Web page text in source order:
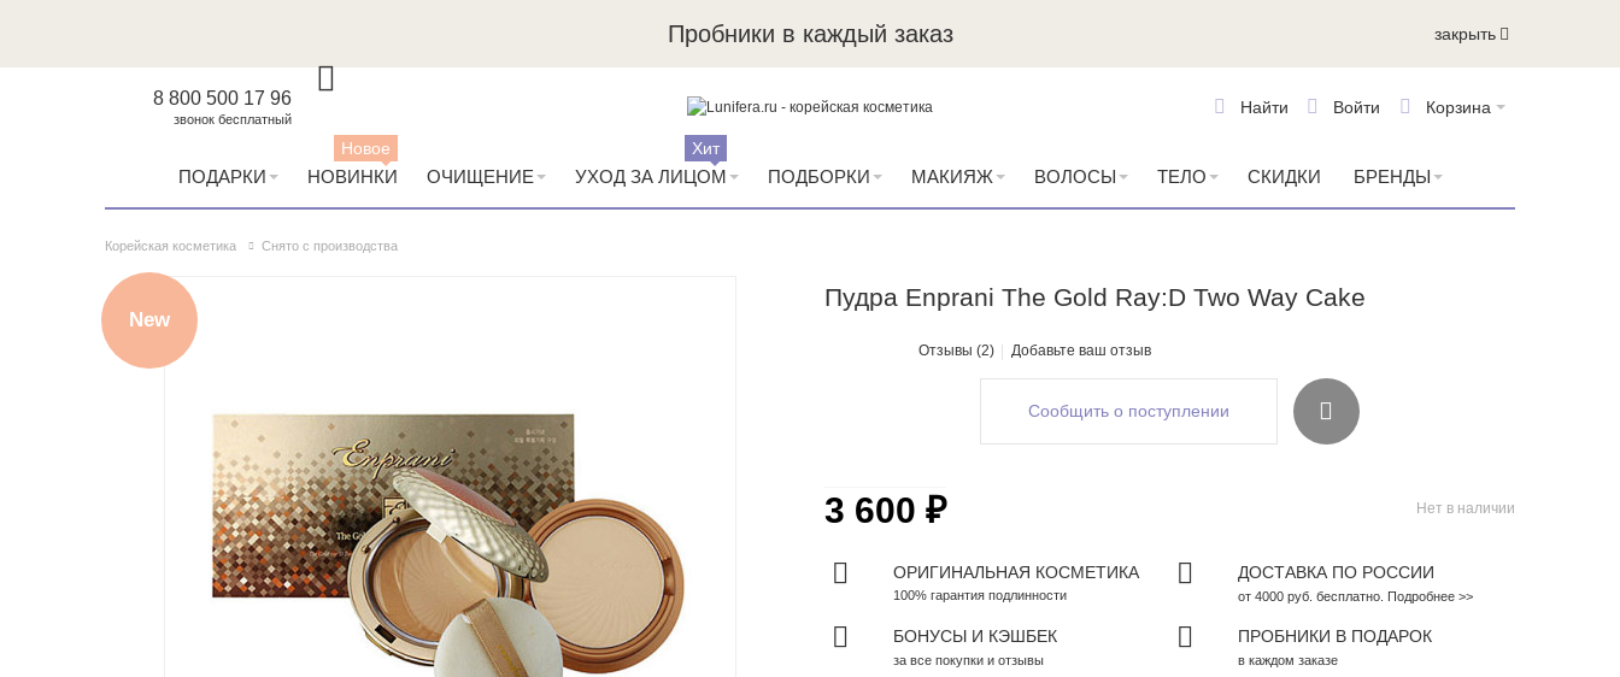
Пробники в каждый заказ закрыть
8 800 500 17 96
звонок бесплатный
Корзина
Войти
Найти
ПОДАРКИ НОВИНКИ
Новое
ОЧИЩЕНИЕ УХОД ЗА ЛИЦОМ
Хит
ПОДБОРКИ МАКИЯЖ ВОЛОСЫ ТЕЛО СКИДКИ БРЕНДЫ
Корейская косметика Снято с производства
Пудра Enprani The Gold Ray:D Two Way Cake
Отзывы (2) Добавьте ваш отзыв
New
Сообщить о поступлении
Нет в наличии
3 600 ₽
ОРИГИНАЛЬНАЯ КОСМЕТИКА
100% гарантия подлинности
ДОСТАВКА ПО РОССИИ
от 4000 руб. бесплатно. Подробнее >>
БОНУСЫ И КЭШБЕК
за все покупки и отзывы
ПРОБНИКИ В ПОДАРОК
в каждом заказе